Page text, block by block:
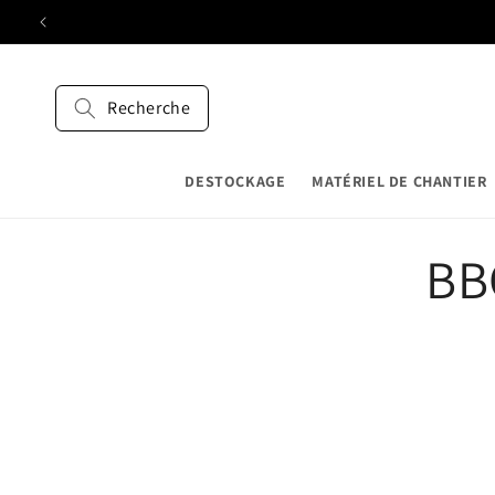
passer
au
Recherche
DESTOCKAGE MATÉRIEL DE CHANTIER
C